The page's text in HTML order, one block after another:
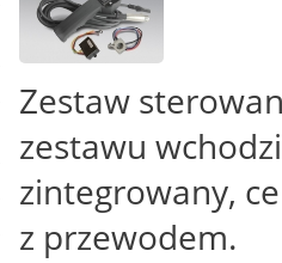
Zestaw
zestawu
zintegrowany,
z przewodem.